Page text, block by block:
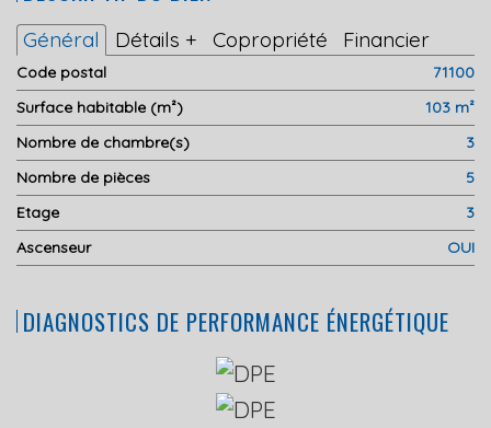
Général Détails + Copropriété Financier
Code postal
71100
Surface habitable (m²)
103 m²
Nombre de chambre(s)
3
Nombre de pièces
5
Etage
3
Ascenseur
OUI
DIAGNOSTICS DE PERFORMANCE ÉNERGÉTIQUE